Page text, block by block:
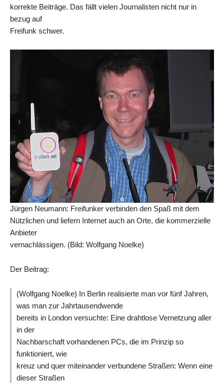
korrekte Beiträge. Das fällt vielen Journalisten nicht nur in
bezug auf
Freifunk schwer.
Jürgen Neumann: Freifunker verbinden den Spaß mit dem
Nützlichen und liefern Internet auch an Orte, die kommerzielle
Anbieter
vernachlässigen. (Bild: Wolfgang Noelke)
Der Beitrag:
(Wolfgang Noelke) In Berlin realisierte man vor fünf Jahren,
was man zur Jahrtausendwende
bereits in London versuchte: Eine drahtlose Vernetzung aller
in der
Nachbarschaft vorhandenen PCs, die im Prinzip so
funktioniert, wie
kreuz und quer miteinander verbundene Straßen: Wenn eine
dieser Straßen